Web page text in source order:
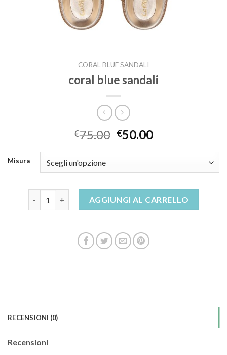
CORAL BLUE SANDALI
coral blue sandali
€75.00 €50.00
Misura
coral blue sandali quantitàAGGIUNGI AL CARRELLO
RECENSIONI (0)
Recensioni